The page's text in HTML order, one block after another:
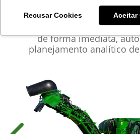
Recusar Cookies Aceitar
As colhedoras de cana
tecnologias exclusivas e
dados precisos permitindo
de forma imediata,
planejamento analítico